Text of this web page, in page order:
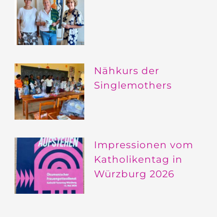
Nähkurs der
Singlemothers
Impressionen vom
Katholikentag in
Würzburg 2026